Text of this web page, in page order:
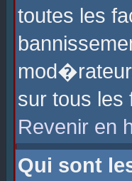
toutes les
sur tous les
Revenir en
Qui sont